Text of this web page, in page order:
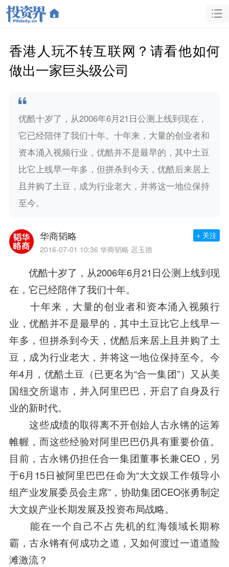
香港人玩不转互联网？请看他如何
做出一家巨头级公司
优酷十岁了，从2006年6月21日公测上线到现在，
它已经陪伴了我们十年。十年来，大量的创业者和
资本涌入视频行业，优酷并不是最早的，其中土豆
比它上线早一年多，但拼杀到今天，优酷后来居上
且并购了土豆，成为行业老大，并将这一地位保持
至今。
华商韬略
2016-07-01 10:36 华商韬略 迟玉德
+ 关注
优酷十岁了，从2006年6月21日公测上线到现
在，它已经陪伴了我们十年。
十年来，大量的创业者和资本涌入视频行
业，优酷并不是最早的，其中土豆比它上线早一
年多，但拼杀到今天，优酷后来居上且并购了土
豆，成为行业老大，并将这一地位保持至今。今
年4月， 优酷土豆 （已更名为“合一集团”）又从美
国纽交所退市，并入阿里巴巴 ，开启了自身及行
业的新时代。
这些成绩的取得离不开创始人古永锵的运筹
帷幄，而这些经验对阿里巴巴仍具有重要价值。
目前， 古永锵仍担任合一集团董事长兼CEO，另
于6月15日被阿里巴巴任命为“大文娱工作领导小
组产业发展委员会主席”，协助集团CEO张勇制定
大文娱产业长期发展及投资布局战略。
能在一个自己不占先机的红海领域长期称
霸，古永锵有何成功之道，又如何渡过一道道险
滩激流？